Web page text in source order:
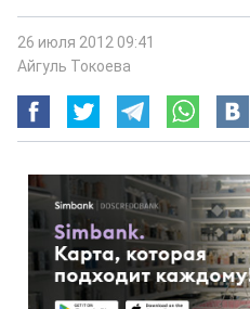
26 июля 2012 09:41
Айгуль Токоева